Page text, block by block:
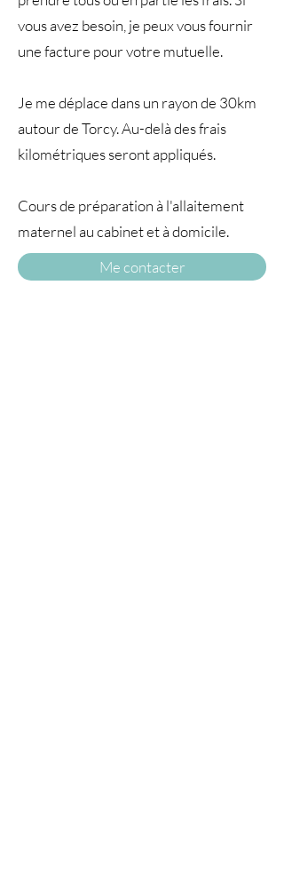
vous avez besoin, je peux vous fournir
une facture pour votre mutuelle.
Je me déplace dans un rayon de 30km
autour de Torcy. Au-delà des frais
kilométriques seront appliqués.
Cours de préparation à l'allaitement
maternel au cabinet et à domicile.
Me contacter